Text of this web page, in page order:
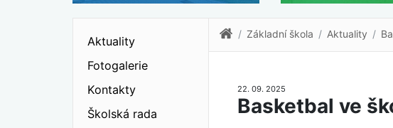
Aktuality
Fotogalerie
Kontakty
Školská rada
Základní škola Aktuality
22. 09. 2025
Basketbal ve